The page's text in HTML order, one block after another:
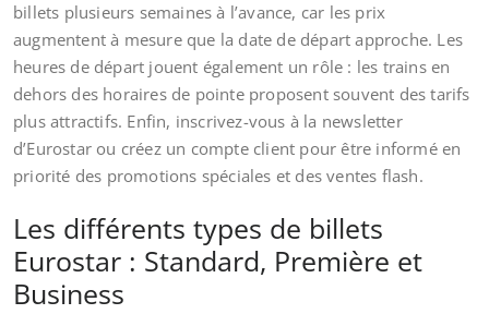
billets plusieurs semaines à l’avance, car les prix
augmentent à mesure que la date de départ approche. Les
heures de départ jouent également un rôle : les trains en
dehors des horaires de pointe proposent souvent des tarifs
plus attractifs. Enfin, inscrivez-vous à la newsletter
d’Eurostar ou créez un compte client pour être informé en
priorité des promotions spéciales et des ventes flash.
Les différents types de billets
Eurostar : Standard, Première et
Business